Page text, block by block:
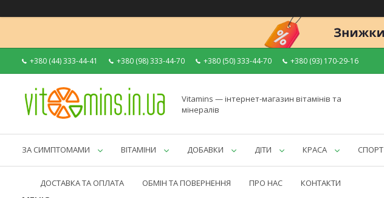
+380 (44) 333-44-41 +380 (98) 333-44-70 +380 (50) 333-44-70 +380 (93) 170-29-16
Vitamins — інтернет-магазин вітамінів та
мінералів
ЗА СИМПТОМАМИ ВІТАМІНИ ДОБАВКИ ДІТИ КРАСА СПОРТ
ДОСТАВКА ТА ОПЛАТА ОБМІН ТА ПОВЕРНЕННЯ ПРО НАС КОНТАКТИ